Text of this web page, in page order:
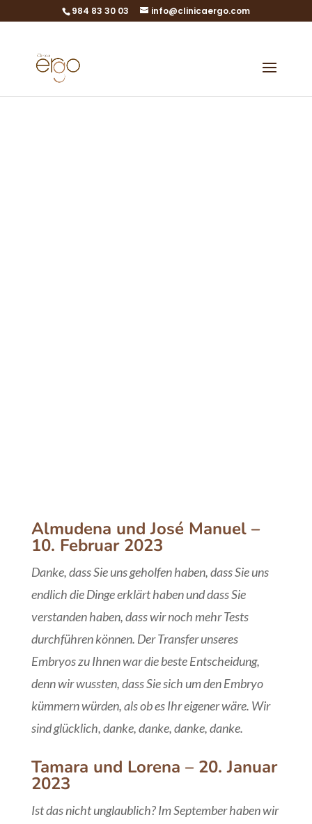
984 83 30 03 info@clinicaergo.com
Almudena und José Manuel –
10. Februar 2023
Danke, dass Sie uns geholfen haben, dass Sie uns
endlich die Dinge erklärt haben und dass Sie
verstanden haben, dass wir noch mehr Tests
durchführen können. Der Transfer unseres
Embryos zu Ihnen war die beste Entscheidung,
denn wir wussten, dass Sie sich um den Embryo
kümmern würden, als ob es Ihr eigener wäre. Wir
sind glücklich, danke, danke, danke, danke.
Tamara und Lorena – 20. Januar
2023
Ist das nicht unglaublich? Im September haben wir